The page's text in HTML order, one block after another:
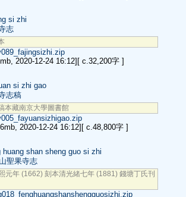
si zhi
志
2020-12-24 16:12] [ c.32,200字 ]
si zhi gao
志稿
本藏南京大學圖書館
2020-12-24 16:12] [ c.48,800字 ]
huang shan sheng guo si zhi
聖果寺志
元年 (1662) 刻本清光緒七年 (1881) 錢塘丁氏刊